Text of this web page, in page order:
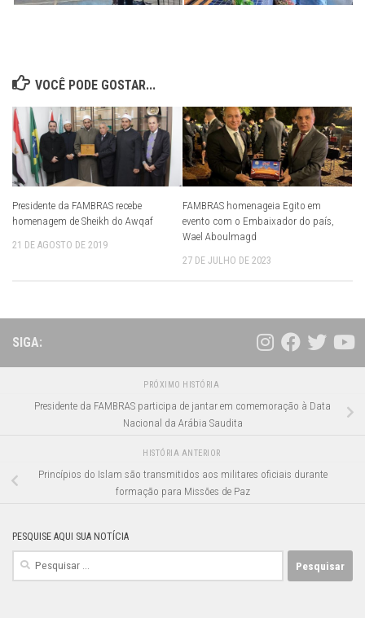
VOCÊ PODE GOSTAR...
Presidente da FAMBRAS recebe
homenagem de Sheikh do Awqaf
21 DE AGOSTO DE 2019
FAMBRAS homenageia Egito em
evento com o Embaixador do país,
Wael Aboulmagd
27 DE JULHO DE 2023
SIGA:
PRÓXIMO HISTÓRIA
Presidente da FAMBRAS participa de jantar em comemoração à Data
Nacional da Arábia Saudita
HISTÓRIA ANTERIOR
Princípios do Islam são transmitidos aos militares oficiais durante
formação para Missões de Paz
PESQUISE AQUI SUA NOTÍCIA
Pesquisar